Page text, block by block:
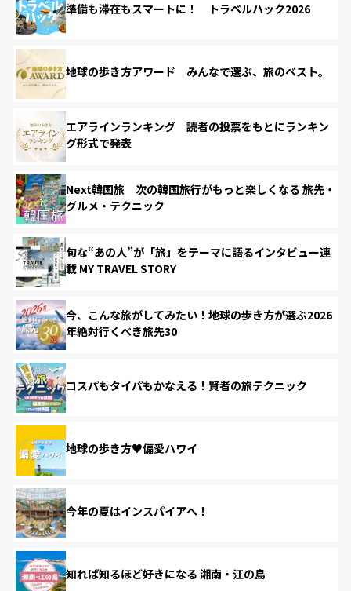
準備も滞在もスマートに！ トラベルハック2026
地球の歩き方アワード みんなで選ぶ、旅のベスト。
エアラインランキング 読者の投票をもとにランキン
グ形式で発表
Next韓国旅 次の韓国旅行がもっと楽しくなる 旅先・
グルメ・テクニック
旬な“あの人”が「旅」をテーマに語るインタビュー連
載 MY TRAVEL STORY
今、こんな旅がしてみたい！地球の歩き方が選ぶ2026
年絶対行くべき旅先30
コスパもタイパもかなえる！賢者の旅テクニック
地球の歩き方♥偏愛ハワイ
今年の夏はインスパイアへ！
知れば知るほど好きになる 湘南・江の島